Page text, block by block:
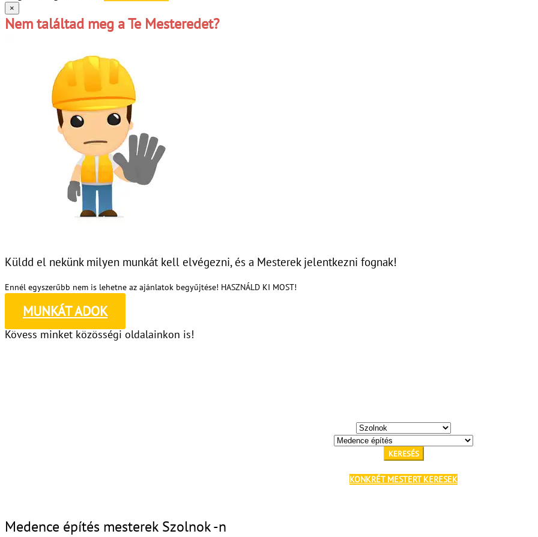
×
Nem találtad meg a Te Mesteredet?
Küldd el nekünk milyen munkát kell elvégezni, és a Mesterek jelentkezni fognak!
Ennél egyszerűbb nem is lehetne az ajánlatok begyűjtése! HASZNÁLD KI MOST!
MUNKÁT ADOK
Kövess minket közösségi oldalainkon is!
KERESÉS
KONKRÉT MESTERT KERESEK
Medence építés mesterek Szolnok -n